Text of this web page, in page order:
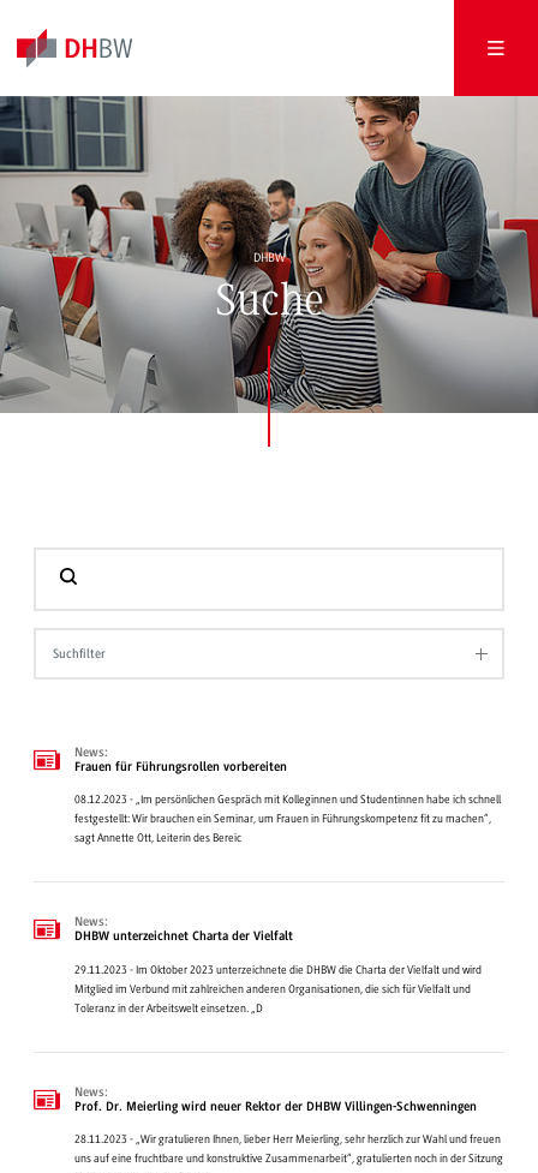
DHBW
Suche
Suchfilter
News:
Frauen für Führungsrollen vorbereiten
08.12.2023 - „Im persönlichen Gespräch mit Kolleginnen und Studentinnen habe ich schnell
festgestellt: Wir brauchen ein Seminar, um Frauen in Führungskompetenz fit zu machen“,
sagt Annette Ott, Leiterin des Bereic
News:
DHBW unterzeichnet Charta der Vielfalt
29.11.2023 - Im Oktober 2023 unterzeichnete die DHBW die Charta der Vielfalt und wird
Mitglied im Verbund mit zahlreichen anderen Organisationen, die sich für Vielfalt und
Toleranz in der Arbeitswelt einsetzen. „D
News:
Prof. Dr. Meierling wird neuer Rektor der DHBW Villingen-Schwenningen
28.11.2023 - „Wir gratulieren Ihnen, lieber Herr Meierling, sehr herzlich zur Wahl und freuen
uns auf eine fruchtbare und konstruktive Zusammenarbeit“, gratulierten noch in der Sitzung